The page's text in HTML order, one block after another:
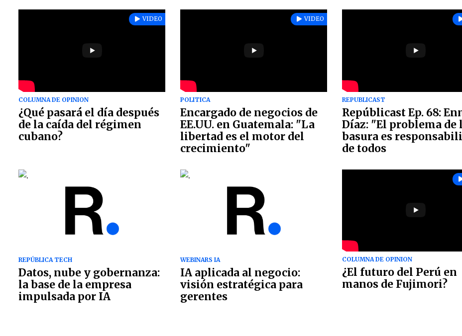
VIDEO
COLUMNA DE OPINION
¿Qué pasará el día después
de la caída del régimen
cubano?
VIDEO
POLITICA
Encargado de negocios de
EE.UU. en Guatemala: "La
libertad es el motor del
crecimiento"
REPUBLICAST
Repúblicast Ep. 68:
Díaz: "El problema de
basura es
de todos
REPÚBLICA TECH
Datos, nube y gobernanza:
la base de la empresa
impulsada por IA
WEBINARS IA
IA aplicada al negocio:
visión estratégica para
gerentes
COLUMNA DE OPINION
¿El futuro del Perú en
manos de Fujimori?